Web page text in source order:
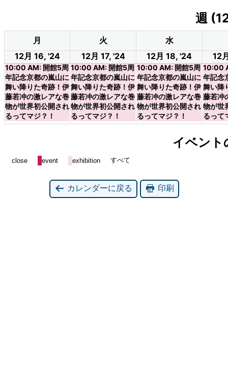
週
月 火
水
12月 16, '24
10:00 AM: 開館5周
年記念京都の嵐山に
舞い降りた奇跡！伊
藤若冲の激レアな巻
物が世界初公開され
るってマジ？！
12月 17, '24
10:00 AM: 開館5周
年記念京都の嵐山に
舞い降りた奇跡！伊
藤若冲の激レアな巻
物が世界初公開され
るってマジ？！
12月 18, '24
10:00 AM: 開館5周
年記念京都の嵐山に
舞い降りた奇跡！伊
藤若冲の激レアな巻
物が世界初公開され
るってマジ？！
12
10:00
年記念
舞い降
藤若冲
物が世
るって
イベント
close event exhibition すべて
カレンダーに戻る 印刷